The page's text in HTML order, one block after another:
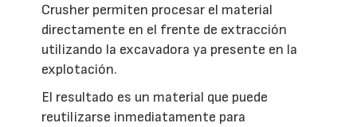
Crusher permiten procesar el material
directamente en el frente de extracción
utilizando la excavadora ya presente en la
explotación.
El resultado es un material que puede
reutilizarse inmediatamente para